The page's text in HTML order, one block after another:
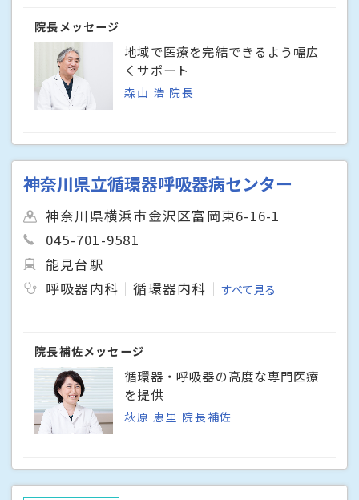
院長メッセージ
地域で医療を完結できるよう幅広
くサポート
森山 浩 院長
神奈川県立循環器呼吸器病センター
神奈川県横浜市金沢区富岡東6-16-1
045-701-9581
能見台駅
呼吸器内科
循環器内科 すべて見る
院長補佐メッセージ
循環器・呼吸器の高度な専門医療
を提供
萩原 恵里 院長補佐